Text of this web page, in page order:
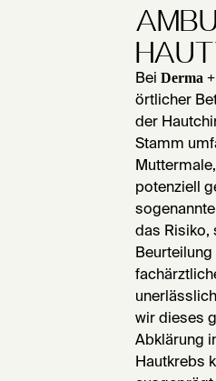
Bei Derma
örtlicher
der
Stamm
potenziell
das Risiko,
wir dieses
Abklärung
Hautkrebs